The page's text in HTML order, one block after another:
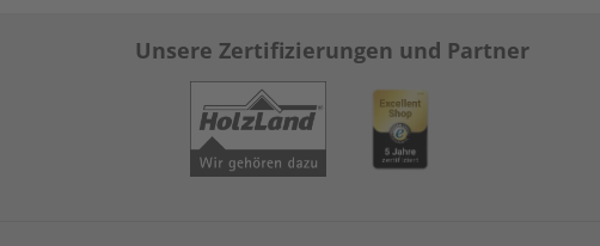
Unsere Zertifizierungen und Partner